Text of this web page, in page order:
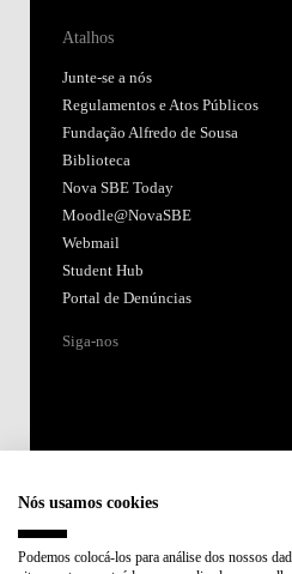
Atalhos
Junte-se a nós
Regulamentos e Atos Públicos
Fundação Alfredo de Sousa
Biblioteca
Nova SBE Today
Moodle@NovaSBE
Webmail
Student Hub
Portal de Denúncias
Siga-nos
Nós usamos cookies
Podemos colocá-los para análise dos nossos